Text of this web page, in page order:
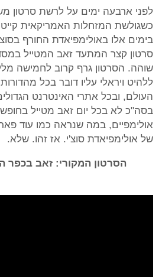
לפני ארבעה ימים על לרשת סרטון
כשגולשת המזחלות האמריקאית
בימים אלו באולימפיאדת החורף
סרטון קצר המתעד זאב המטייל
שוהה. הסרטון גרף קרוב לחמישה
ללהיט ויראלי עליו דובר בכל
העולם, ובכל אתרי האינטרנט
בסה"כ לא בכל יום זאב מטייל
אולימפיים, במה שנראה כמו עוד
של אולימפיאדת סוצ'י. אז זהו. שלא.
הסרטון המקורי: זאב בכפר